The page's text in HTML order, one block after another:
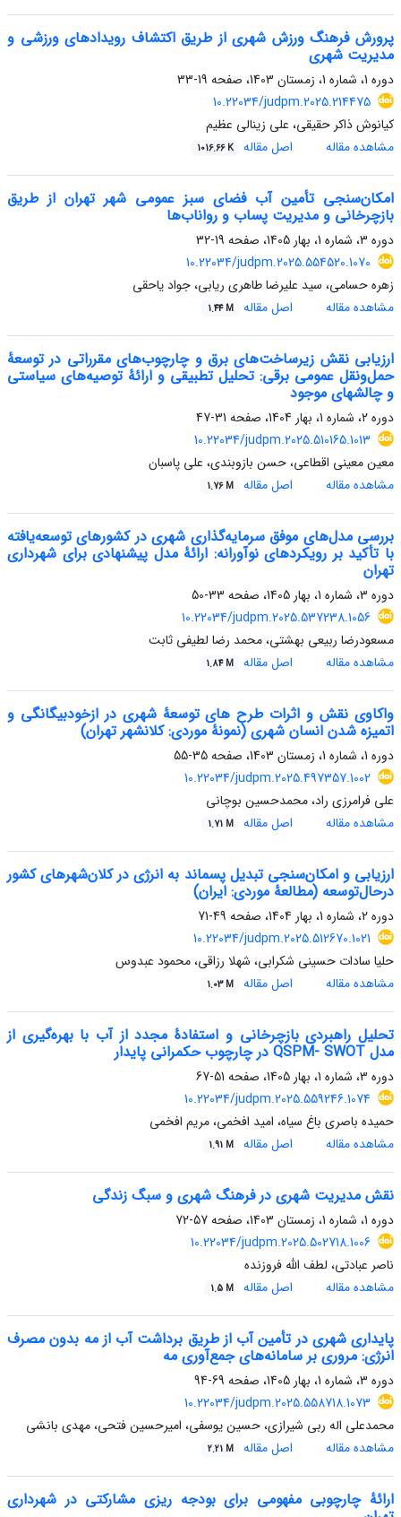
پرورش فرهنگ ورزش شهری از طریق اکتشاف رویدادهای ورزشی و
مدیریت شهری
دوره 1، شماره 1، زمستان 1403، صفحه
19-33
10.22034/judpm.2025.214475
کیانوش ذاکر حقیقی، علی زینالی عظیم
مشاهده مقاله
اصل مقاله 1016.66 K
امکان‌سنجی تأمین آب فضای سبز عمومی شهر تهران از طریق
بازچرخانی و مدیریت پساب و رواناب‌ها
دوره 3، شماره 1، بهار 1405، صفحه
19-32
10.22034/judpm.2025.554520.1070
زهره حسامی، سید علیرضا طاهری ریابی، جواد یاحقی
مشاهده مقاله
اصل مقاله 1.44 M
ارزیابی نقش زیرساخت‌های برق و چارچوب‌های مقرراتی در توسعۀ
حمل‌ونقل عمومی برقی: تحلیل تطبیقی و ارائۀ توصیه‌های سیاستی
و چالشهای موجود
دوره 2، شماره 1، بهار 1404، صفحه
31-47
10.22034/judpm.2025.510165.1013
معین معینی اقطاعی، حسن بازوبندی، علی پاسبان
مشاهده مقاله
اصل مقاله 1.76 M
بررسی مدل‌های موفق سرمایه‌گذاری شهری در کشورهای توسعه‌یافته
با تأکید بر رویکردهای نوآورانه: ارائۀ مدل پیشنهادی برای شهرداری
تهران
دوره 3، شماره 1، بهار 1405، صفحه
33-50
10.22034/judpm.2025.537238.1056
مسعودرضا ربیعی بهشتی، محمد رضا لطیفی ثابت
مشاهده مقاله
اصل مقاله 1.84 M
واکاوی نقش و اثرات طرح‏ های توسعۀ شهری در ازخودبیگانگی و
اتمیزه شدن انسان شهری (نمونۀ موردی: کلان‏شهر تهران)
دوره 1، شماره 1، زمستان 1403، صفحه
35-55
10.22034/judpm.2025.497357.1002
علی فرامرزی راد، محمدحسین بوچانی
مشاهده مقاله
اصل مقاله 1.71 M
ارزیابی و امکان‌سنجی تبدیل پسماند به انرژی در کلان‌شهرهای کشور
درحال‌توسعه (مطالعۀ موردی: ایران)
دوره 2، شماره 1، بهار 1404، صفحه
49-71
10.22034/judpm.2025.512670.1021
حلیا سادات حسینی شکرابی، شهلا رزاقی، محمود عبدوس
مشاهده مقاله
اصل مقاله 1.03 M
تحلیل راهبردی بازچرخانی و استفادۀ مجدد از آب با بهره‌گیری از
مدل QSPM‌- SWOT در چارچوب حکمرانی پایدار
دوره 3، شماره 1، بهار 1405، صفحه
51-67
10.22034/judpm.2025.559246.1074
حمیده باصری باغ ‏سیاه، امید افخمی، مریم افخمی
مشاهده مقاله
اصل مقاله 1.91 M
نقش مدیریت شهری در فرهنگ شهری و سبگ زندگی
دوره 1، شماره 1، زمستان 1403، صفحه
57-72
10.22034/judpm.2025.502718.1006
ناصر عبادتی، لطف الله فروزنده
مشاهده مقاله
اصل مقاله 1.5 M
پایداری شهری در تأمین آب از طریق برداشت آب از مه بدون مصرف
انرژی: مروری بر سامانه‌های جمع‌آوری مه
دوره 3، شماره 1، بهار 1405، صفحه
69-94
10.22034/judpm.2025.558718.1073
محمدعلی اله ربی شیرازی، حسین یوسفی، امیرحسین فتحی، مهدی بانشی
مشاهده مقاله
اصل مقاله 2.21 M
ارائۀ چارچوبی مفهومی برای بودجه ‏ریزی مشارکتی در شهرداری